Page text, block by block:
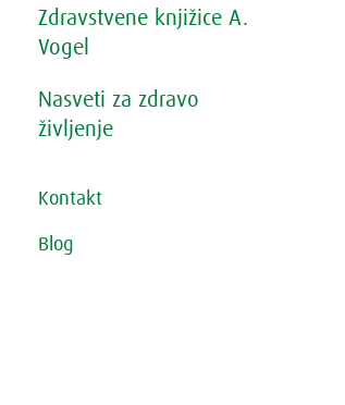
Zdravstvene knjižice A.
Vogel
Nasveti za zdravo
življenje
Kontakt
Blog